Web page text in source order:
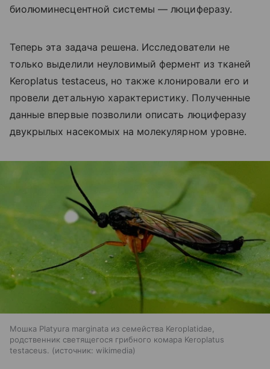
биолюминесцентной системы — люциферазу.
Теперь эта задача решена. Исследователи не
только выделили неуловимый фермент из тканей
Keroplatus testaceus, но также клонировали его и
провели детальную характеристику. Полученные
данные впервые позволили описать люциферазу
двукрылых насекомых на молекулярном уровне.
Мошка Platyura marginata из семейства Keroplatidae,
родственник светящегося грибного комара Keroplatus
testaceus.
источник: wikimedia